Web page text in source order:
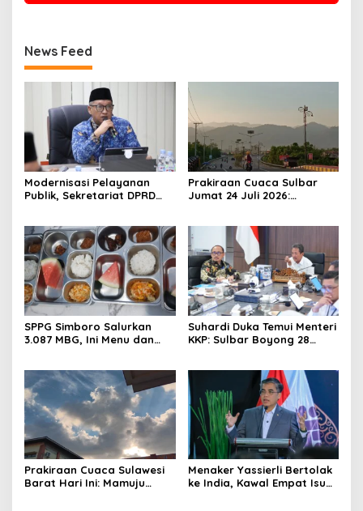
News Feed
Modernisasi Pelayanan
Publik, Sekretariat DPRD
Prakiraan Cuaca Sulbar
Jumat 24 Juli 2026:
SPPG Simboro Salurkan
3.087 MBG, Ini Menu dan
Suhardi Duka Temui Menteri
KKP: Sulbar Boyong 28
Prakiraan Cuaca Sulawesi
Barat Hari Ini: Mamuju
Menaker Yassierli Bertolak
ke India, Kawal Empat Isu